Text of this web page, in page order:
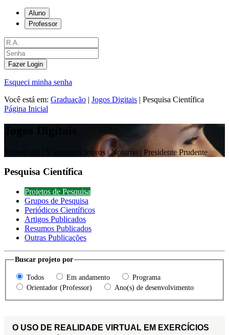
Aluno
Professor
Fazer Login
Esqueci minha senha
Você está em: Graduação | Jogos Digitais | Pesquisa Científica
Página Inicial
5 semestres letivos | Noturno | Presidente Prudente
Pesquisa Científica
Projetos de Pesquisa
Grupos de Pesquisa
Periódicos Científicos
Artigos Publicados
Resumos Publicados
Outras Publicações
Buscar projeto por
Todos Em andamento
Programa
Orientador (Professor)
Ano(s) de desenvolvimento
O USO DE REALIDADE VIRTUAL EM EXERCÍCIOS